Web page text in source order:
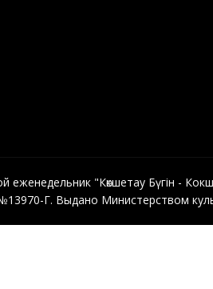
"Көкшетау Бүгін -
Г. Выдано Министерством